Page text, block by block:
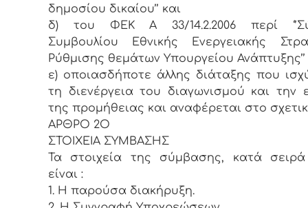
δημοσίου δικαίου’’ και
δ) του ΦΕΚ A 33/14.2.2006 περί
Συμβουλίου Εθνικής Ενεργειακής
Ρύθμισης θεμάτων Υπουργείου Ανάπτυξης’’
ε) οποιασδήποτε άλλης διάταξης που
τη διενέργεια του διαγωνισμού και την
της προμήθειας και αναφέρεται στο
ΑΡΘΡΟ 2Ο
ΣΤΟΙΧΕΙΑ ΣΥΜΒΑΣΗΣ
Τα στοιχεία της σύμβασης, κατά σειρά
είναι :
1. Η παρούσα διακήρυξη.